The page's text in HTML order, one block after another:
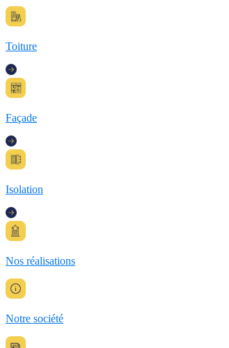
Toiture
Façade
Isolation
Nos réalisations
Notre société